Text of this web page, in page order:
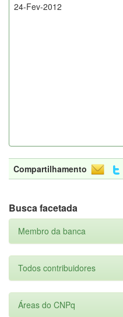
24-Fev-2012
Compartilhamento
Busca facetada
Membro da banca
Todos contribuidores
Áreas do CNPq